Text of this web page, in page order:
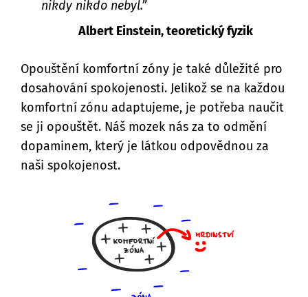
nikdy nikdo nebyl.”
Albert Einstein, teoretický fyzik
Opouštění komfortní zóny je také důležité pro
dosahování spokojenosti. Jelikož se na každou
komfortní zónu adaptujeme, je potřeba naučit
se ji opouštět. Náš mozek nás za to odmění
dopaminem, který je látkou odpovědnou za
naši spokojenost.